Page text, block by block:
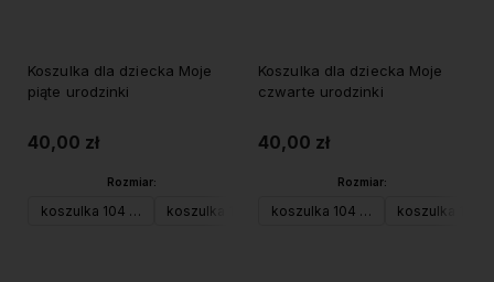
Koszulka dla dziecka Moje
piąte urodzinki
40,00 zł
Rozmiar:
koszulka 104 (XS) koszulka 116 (S) koszulka 128 (M)
Koszulka dla dziecka Moje
czwarte urodzinki
40,00 zł
Rozmiar:
koszulka 104 (XS) koszulka 116